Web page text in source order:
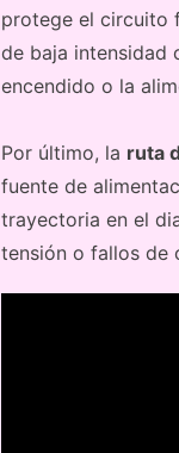
protege el circuito
de baja intensidad
encendido o la
Por último, la ruta
fuente de
trayectoria en el
tensión o fallos de